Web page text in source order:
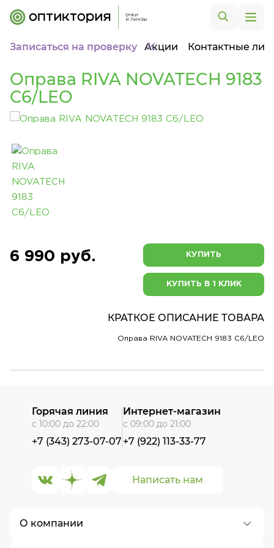
Записаться на проверку Акции Контактные
Оправа RIVA NOVATECH 9183
C6/LEO
6 990 руб. КУПИТЬ
КУПИТЬ В 1 КЛИК
КРАТКОЕ ОПИСАНИЕ ТОВАРА
Оправа RIVA NOVATECH 9183 C6/LEO
О компании
Написать нам
Горячая линия
с 10:00 до 22:00
+7 (343) 273-07-07
Интернет-магазин
с 09:00 до 21:00
+7 (922) 113-33-77